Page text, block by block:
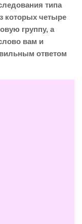
типа
которых четыре
группу, а
вам и
ответом